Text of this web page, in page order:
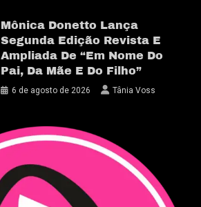
Mônica Donetto Lança
Segunda Edição Revista E
Ampliada De “Em Nome Do
Pai, Da Mãe E Do Filho”
6 de agosto de 2026 Tânia Voss